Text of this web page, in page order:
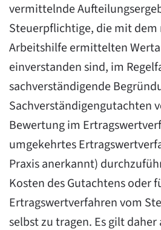
vermittelnde
Steuerpflichtige, die mit
Arbeitshilfe ermittelten
einverstanden sind, im
sachverständigende
Sachverständigengutachten
Bewertung im
umgekehrtes
Praxis anerkannt)
Kosten des Gutachtens oder
Ertragswertverfahren vom
selbst zu tragen. Es gilt